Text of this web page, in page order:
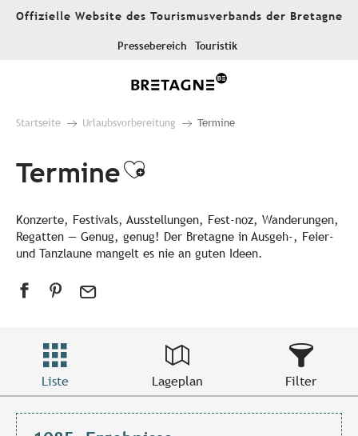
AllerOffizielle Website des Tourismusverbands der Bretagne
Pressebereich Touristik
Startseite Urlaubsvorbereitung Termine
TermineAjouter aux
Konzerte, Festivals, Ausstellungen, Fest-noz, Wanderungen,
Regatten — Genug, genug! Der Bretagne in Ausgeh-, Feier-
und Tanzlaune mangelt es nie an guten Ideen.
Liste Lageplan Filter